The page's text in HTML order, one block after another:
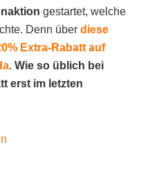
gestartet, welche
Denn über diese
Extra-Rabatt auf
. Wie so üblich bei
erst im letzten